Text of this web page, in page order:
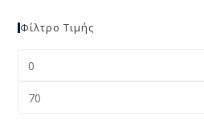
Φίλτρο Τιμής